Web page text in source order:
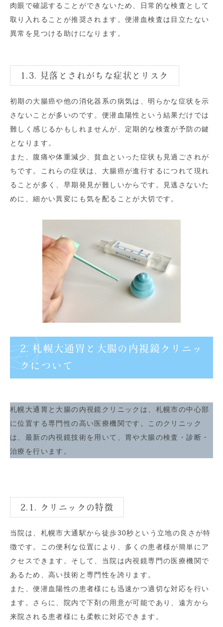
肉眼で確認することができないため、日常的な検査として
取り入れることが推奨されます。便潜血検査は目立たない
異常を見つける助けになります。
1.3. 見落とされがちな症状とリスク
初期の大腸癌や他の消化器系の病気は、明らかな症状を示
さないことが多いのです。便潜血陽性という結果だけでは
難しく感じるかもしれませんが、定期的な検査が予防の鍵
となります。
また、腹痛や体重減少、貧血といった症状も見過ごされが
ちです。これらの症状は、大腸癌が進行するにつれて現れ
ることが多く、早期発見が難しいからです。見逃さないた
めに、細かい異変にも気を配ることが大切です。
2. 札幌大通胃と大腸の内視鏡クリニッ
クについて
札幌大通胃と大腸の内視鏡クリニックは、札幌市の中心部
に位置する専門性の高い医療機関です。このクリニック
は、最新の内視鏡技術を用いて、胃や大腸の検査・診断・
治療を行います。
2.1. クリニックの特徴
当院は、札幌市大通駅から徒歩30秒という立地の良さが特
徴です。この便利な位置により、多くの患者様が簡単にア
クセスできます。そして、当院は内視鏡専門の医療機関で
あるため、高い技術と専門性を誇ります。
また、便潜血陽性の患者様にも迅速かつ適切な対応を行い
ます。さらに、院内で下剤の用意が可能であり、遠方から
来院される患者様にも柔軟に対応できます。